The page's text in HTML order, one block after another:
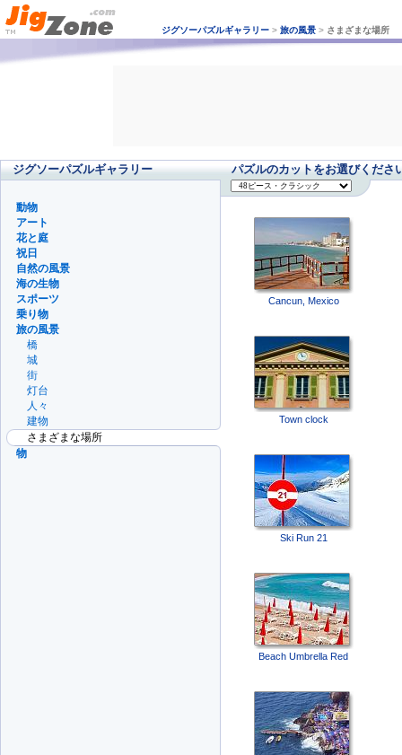
ジグソーパズルギャラリー >旅の風景 > さまざまな場所
ジグソーパズルギャラリー パズルのカットをお選びくださ
Cancun, Mexico
Town clock
Ski Run 21
Beach Umbrella Red
動物
アート
花と庭
祝日
自然の風景
海の生物
スポーツ
乗り物
旅の風景
橋
城
街
灯台
人々
建物
さまざまな場所
物